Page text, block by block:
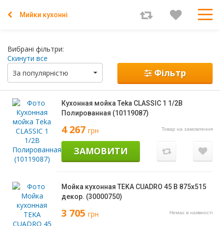
Мийки кухонні
Вибрані фільтри:
Скинути все
За популярністю
Фільтр
Кухонная мойка Teka CLASSIC 1 1/2B
Полированная (10119087)
4 267 грн Товар на замовлення
ЗАМОВИТИ
Мойка кухонная TEKA CUADRO 45 B 875х515
декор. (30000750)
3 705 грн Немає в наявності